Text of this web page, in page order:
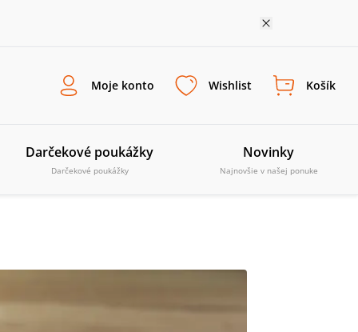
Moje konto Wishlist Košík
Darčekové poukážky
Darčekové poukážky
Novinky
Najnovšie v našej ponuke